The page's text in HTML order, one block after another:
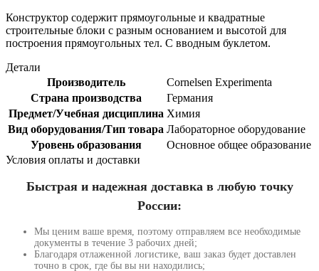
Конструктор содержит прямоугольные и квадратные
строительные блоки с разным основанием и высотой для
построения прямоугольных тел. С вводным буклетом.
Детали
Производитель
Cornelsen Experimenta
Страна производства
Германия
Предмет/Учебная дисциплина Химия
Вид оборудования/Тип товара Лабораторное оборудование
Уровень образования
Основное общее образование
Условия оплаты и доставки
Быстрая и надежная доставка в любую точку
России:
Мы ценим ваше время, поэтому отправляем все необходимые
документы в течение 3 рабочих дней;
Благодаря отлаженной логистике, ваш заказ будет доставлен
точно в срок, где бы вы ни находились;